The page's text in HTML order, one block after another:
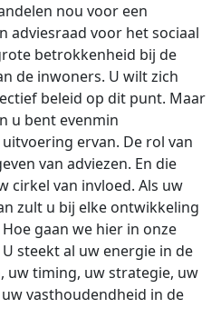
nou voor een
adviesraad voor het sociaal
betrokkenheid bij de
de inwoners. U wilt zich
beleid op dit punt. Maar
u bent evenmin
ervan. De rol van
van adviezen. En die
cirkel van invloed. Als uw
zult u bij elke ontwikkeling
gaan we hier in onze
steekt al uw energie in de
uw timing, uw strategie, uw
vasthoudendheid in de